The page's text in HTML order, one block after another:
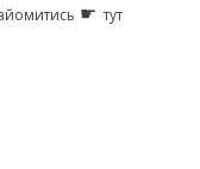
☛ тут